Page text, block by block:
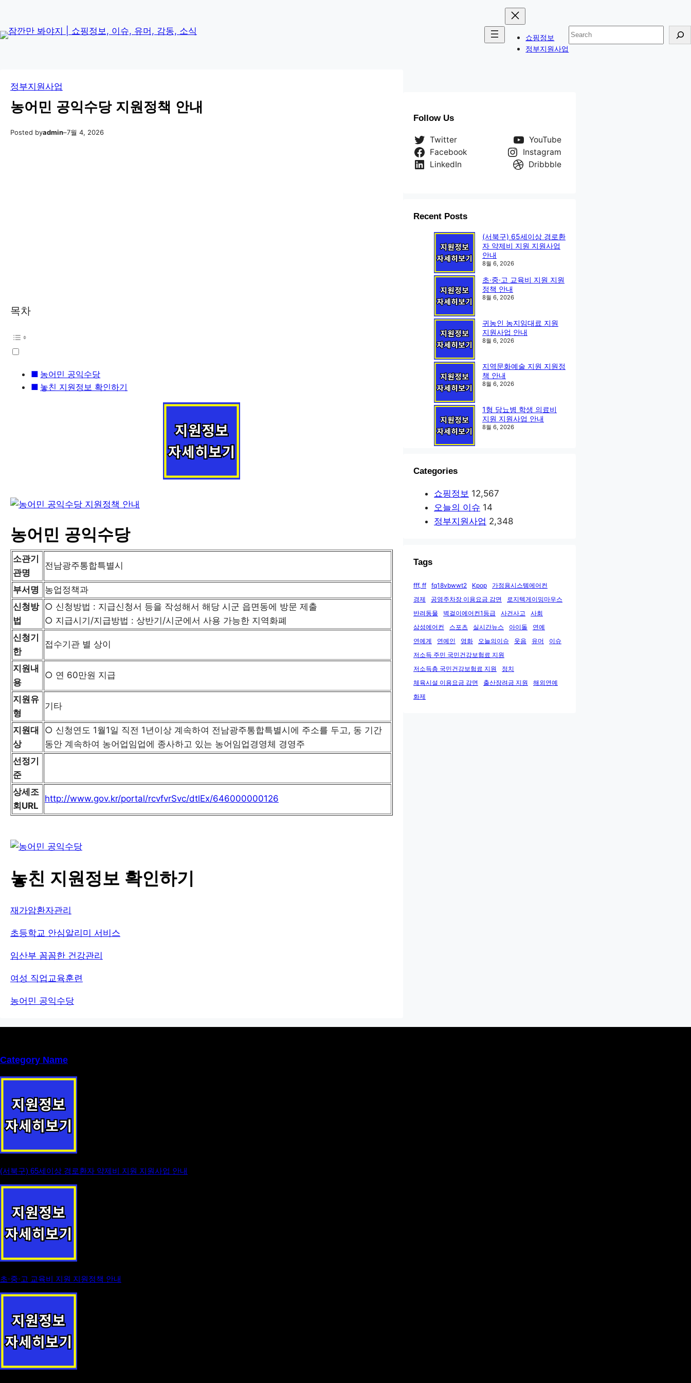
츠
content
쇼핑정보
정부지원사업
검
색
정부지원사업
농어민 공익수당 지원정책 안내
Posted byadmin–7월 4, 2026
목차
농어민 공익수당
놓친 지원정보 확인하기
농어민 공익수당
소관기
관명
전남광주통합특별시
부서명
농업정책과
신청방
법
○ 신청방법 : 지급신청서 등을 작성해서 해당 시군 읍면동에 방문 제출
○ 지급시기/지급방법 : 상반기/시군에서 사용 가능한 지역화폐
신청기
한
접수기관 별 상이
지원내
용
○ 연 60만원 지급
지원유
형
기타
지원대
상
○ 신청연도 1월1일 직전 1년이상 계속하여 전남광주통합특별시에 주소를 두고, 동 기간
동안 계속하여 농어업임업에 종사하고 있는 농어임업경영체 경영주
선정기
준
상세조
회URL
http://www.gov.kr/portal/rcvfvrSvc/dtlEx/646000000126
놓친 지원정보 확인하기
재가암환자관리
초등학교 안심알리미 서비스
임산부 꼼꼼한 건강관리
여성 직업교육훈련
농어민 공익수당
Follow Us
Twitter
YouTube
Facebook
Instagram
LinkedIn
Dribbble
Recent Posts
(서북구) 65세이상 경로환
자 약제비 지원 지원사업
안내
8월 6, 2026
초·중·고 교육비 지원 지원
정책 안내
8월 6, 2026
귀농인 농지임대료 지원
지원사업 안내
8월 6, 2026
지역문화예술 지원 지원정
책 안내
8월 6, 2026
1형 당뇨병 학생 의료비
지원 지원사업 안내
8월 6, 2026
Categories
쇼핑정보 12,567
오늘의 이슈 14
정부지원사업 2,348
Tags
fff, ff fq18vbwwt2 Kpop
가정용시스템에어컨
경제
공영주차장 이용요금 감면
로지텍게이밍마우스
반려동물
벽걸이에어컨1등급 사건사고
사회
삼성에어컨
스포츠 실시간뉴스 아이돌
연예
연예계
연예인 영화 오늘의이슈 웃음 유머
이슈
저소득 주민 국민건강보험료 지원
저소득층 국민건강보험료 지원
정치
체육시설 이용요금 감면
출산장려금 지원
해외연예
화제
Category Name
(서북구) 65세이상 경로환자 약제비 지원 지원사업 안내
초·중·고 교육비 지원 지원정책 안내